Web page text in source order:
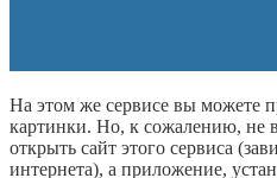
На этом же сервисе вы можете
картинки. Но, к сожалению, не
открыть сайт этого сервиса
интернета), а приложение,